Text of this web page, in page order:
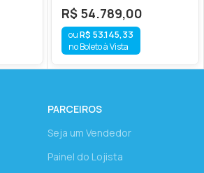
R$ 54.789,00
R$ 53.145,33
no Boleto à Vista
PARCEIROS
Seja um Vendedor
Painel do Lojista